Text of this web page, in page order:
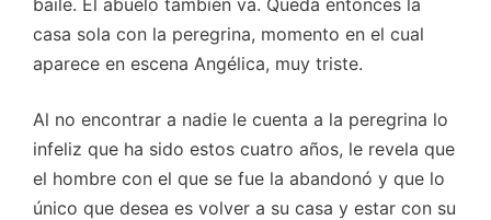
casa sola con la peregrina, momento en el cual
aparece en escena Angélica, muy triste.
Al no encontrar a nadie le cuenta a la peregrina lo
infeliz que ha sido estos cuatro años, le revela que
el hombre con el que se fue la abandonó y que lo
único que desea es volver a su casa y estar con su